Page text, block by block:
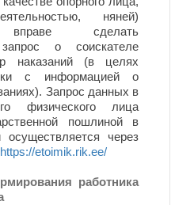
няней)
вправе сделать
о соискателе
наказаний (в целях
с информацией о
Запрос данных в
физического лица
пошлиной в
через
https://etoimik.rik.ee/
работника